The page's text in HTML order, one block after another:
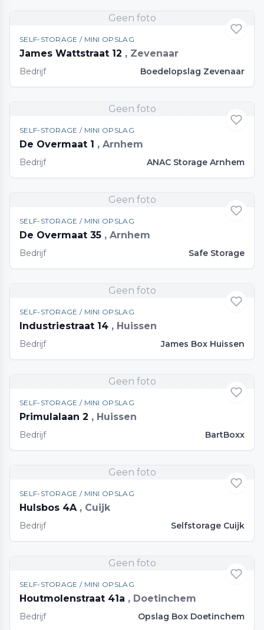
Geen foto
SELF-STORAGE / MINI OPSLAG
James Wattstraat 12 , Zevenaar
Bedrijf Boedelopslag Zevenaar
Geen foto
SELF-STORAGE / MINI OPSLAG
De Overmaat 1 , Arnhem
Bedrijf ANAC Storage Arnhem
Geen foto
SELF-STORAGE / MINI OPSLAG
De Overmaat 35 , Arnhem
Bedrijf Safe Storage
Geen foto
SELF-STORAGE / MINI OPSLAG
Industriestraat 14 , Huissen
Bedrijf James Box Huissen
Geen foto
SELF-STORAGE / MINI OPSLAG
Primulalaan 2 , Huissen
Bedrijf BartBoxx
Geen foto
SELF-STORAGE / MINI OPSLAG
Hulsbos 4A , Cuijk
Bedrijf Selfstorage Cuijk
Geen foto
SELF-STORAGE / MINI OPSLAG
Houtmolenstraat 41a , Doetinchem
Bedrijf Opslag Box Doetinchem